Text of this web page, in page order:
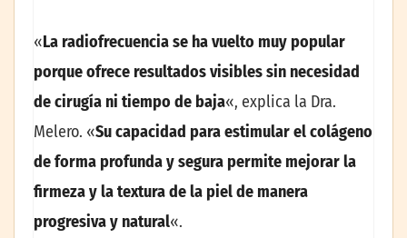
«La radiofrecuencia se ha vuelto muy popular
porque ofrece resultados visibles sin necesidad
de cirugía ni tiempo de baja«, explica la Dra.
Melero. «Su capacidad para estimular el colágeno
de forma profunda y segura permite mejorar la
firmeza y la textura de la piel de manera
progresiva y natural«.